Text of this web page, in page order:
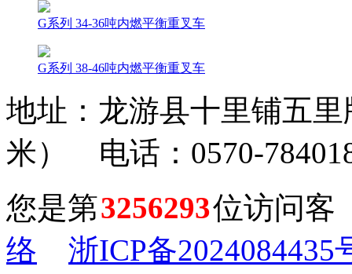
G系列 34-36吨内燃平衡重叉车
G系列 38-46吨内燃平衡重叉车
地址：龙游县十里铺五
米） 电话：0570-
您是第3256293位访问
络
浙ICP备2024084435